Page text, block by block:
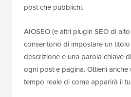
post che pubblichi.
AIOSEO (e altri plugin SEO di
consentono di impostare un titolo
descrizione e una parola chiave
ogni post e pagina. Ottieni anche
tempo reale di come apparirà il